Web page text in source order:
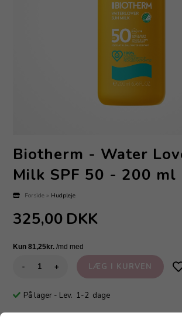
Biotherm - Water
Milk SPF 50 - 200 ml
Forside » Hudpleje
325,00 DKK
- +
På lager - Lev. 1-2 dage